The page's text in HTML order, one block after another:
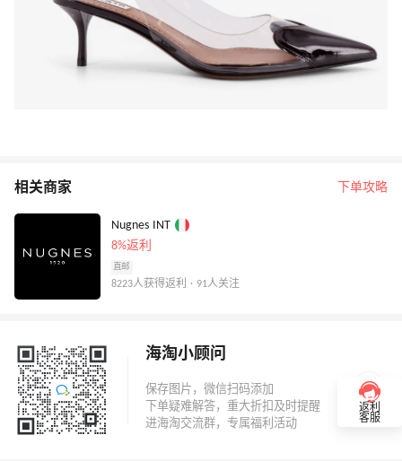
相关商家 下单攻略
Nugnes INT
8%返利
直邮
8223人获得返利 · 91人关注
海淘小顾问
返利
客服